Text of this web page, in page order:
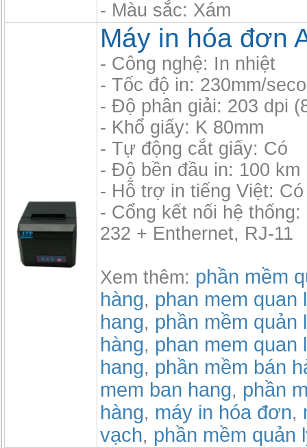
- Màu sắc: Xám
Máy in hóa đơn
- Công nghệ: In nhiệt
- Tốc độ in: 230mm/
- Độ phân giải: 203 dpi
- Khổ giấy: K 80mm
- Tự động cắt giấy: Có
- Độ bền đầu in: 100 km
- Hỗ trợ in tiếng Việt: Có
- Cổng kết nối hệ thống:
232 + Enthernet, RJ-11
Xem thêm: phần mềm
hàng, phan mem quan
hang, phần mềm quản
hàng, phan mem quan
hang, phần mềm bán
mem ban hang, phần
hàng, máy in hóa đơn,
vạch, phần mềm quản